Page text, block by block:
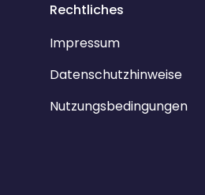
Rechtliches
Impressum
Datenschutzhinweise
Nutzungsbedingungen